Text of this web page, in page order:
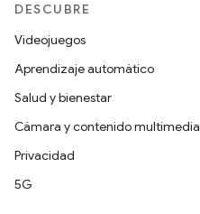
DESCUBRE
Videojuegos
Aprendizaje automático
Salud y bienestar
Cámara y contenido multimedia
Privacidad
5G